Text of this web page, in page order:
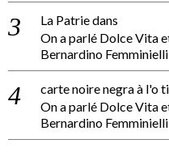
La Patriedans
On a parlé Dolce Vita
Bernardino Femminielli
carte noire negra à l'o
On a parlé Dolce Vita
Bernardino Femminielli